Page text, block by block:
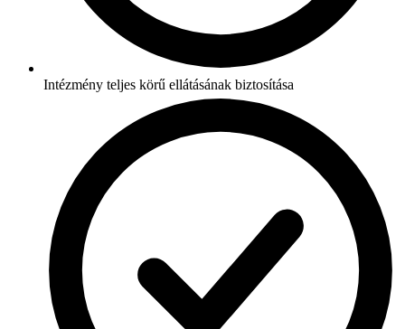
Intézmény teljes körű ellátásának biztosítása